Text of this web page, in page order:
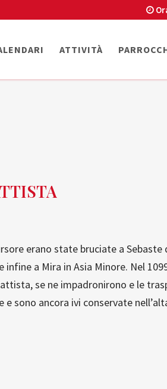
ATTIVITÀ
erano state bruciate a
a Mira in Asia Minore. Nel
se ne impadronirono e le
sono ancora ivi conservate